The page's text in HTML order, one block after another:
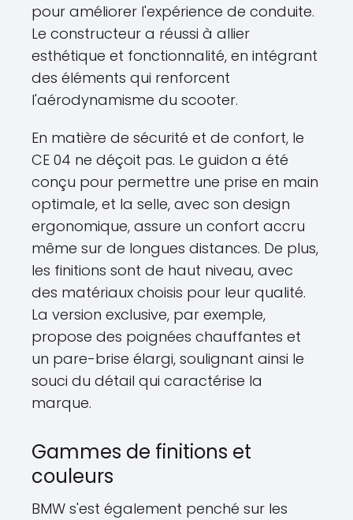
pour améliorer l'expérience de conduite.
Le constructeur a réussi à allier
esthétique et fonctionnalité, en intégrant
des éléments qui renforcent
l'aérodynamisme du scooter.
En matière de sécurité et de confort, le
CE 04 ne déçoit pas. Le guidon a été
conçu pour permettre une prise en main
optimale, et la selle, avec son design
ergonomique, assure un confort accru
même sur de longues distances. De plus,
les finitions sont de haut niveau, avec
des matériaux choisis pour leur qualité.
La version exclusive, par exemple,
propose des poignées chauffantes et
un pare-brise élargi, soulignant ainsi le
souci du détail qui caractérise la
marque.
Gammes de finitions et
couleurs
BMW s'est également penché sur les